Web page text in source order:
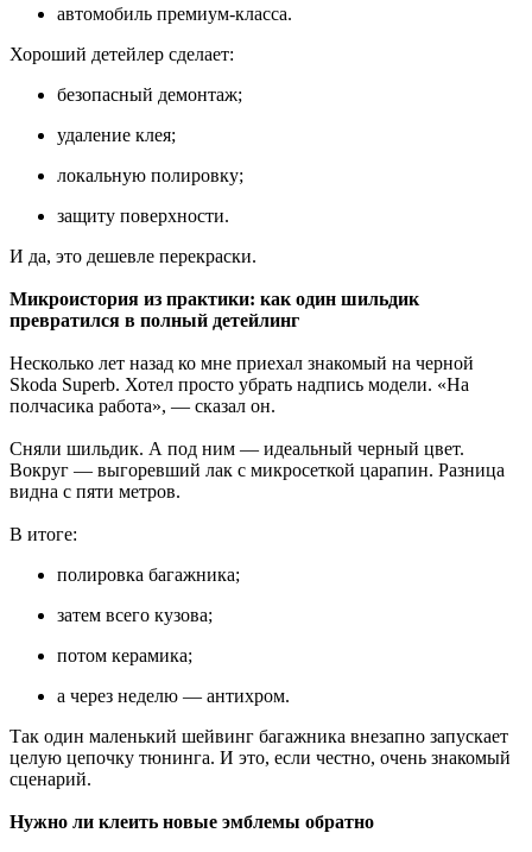
автомобиль премиум-класса.
Хороший детейлер сделает:
безопасный демонтаж;
удаление клея;
локальную полировку;
защиту поверхности.
И да, это дешевле перекраски.
Микроистория из практики: как один шильдик
превратился в полный детейлинг
Несколько лет назад ко мне приехал знакомый на черной
Skoda Superb. Хотел просто убрать надпись модели. «На
полчасика работа», — сказал он.
Сняли шильдик. А под ним — идеальный черный цвет.
Вокруг — выгоревший лак с микросеткой царапин. Разница
видна с пяти метров.
В итоге:
полировка багажника;
затем всего кузова;
потом керамика;
а через неделю — антихром.
Так один маленький шейвинг багажника внезапно запускает
целую цепочку тюнинга. И это, если честно, очень знакомый
сценарий.
Нужно ли клеить новые эмблемы обратно